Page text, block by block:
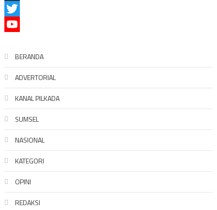
Snapchat
Twitter
BERANDA
ADVERTORIAL
KANAL PILKADA
SUMSEL
NASIONAL
KATEGORI
OPINI
REDAKSI